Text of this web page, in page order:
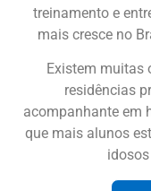
treinamento e
mais cresce no
Existem muitas
residências
acompanhante em
que mais alunos